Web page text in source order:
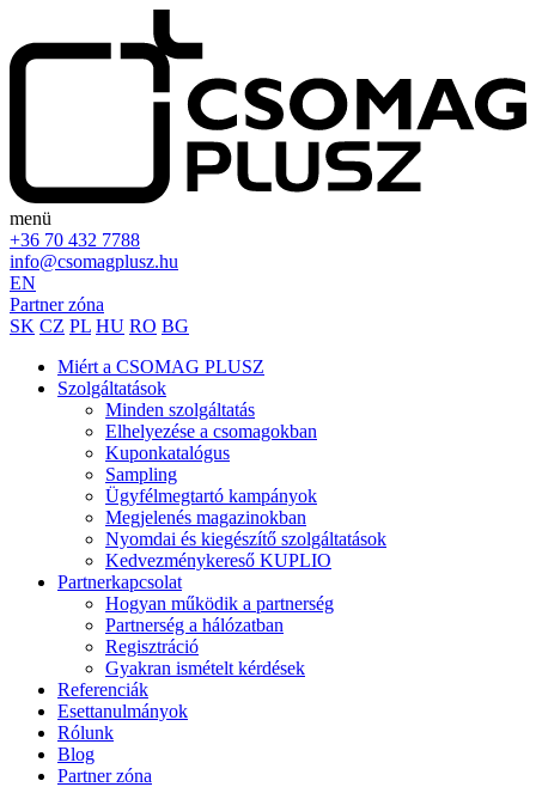
menü
+36 70 432 7788
info@csomagplusz.hu
EN
Partner zóna
SK CZ PL HU RO BG
Miért a CSOMAG PLUSZ
Szolgáltatások
Minden szolgáltatás
Elhelyezése a csomagokban
Kuponkatalógus
Sampling
Ügyfélmegtartó kampányok
Megjelenés magazinokban
Nyomdai és kiegészítő szolgáltatások
Kedvezménykereső KUPLIO
Partnerkapcsolat
Hogyan működik a partnerség
Partnerség a hálózatban
Regisztráció
Gyakran ismételt kérdések
Referenciák
Esettanulmányok
Rólunk
Blog
Partner zóna